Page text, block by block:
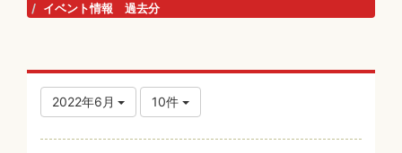
イベント情報 過去分
2022年6月 10件